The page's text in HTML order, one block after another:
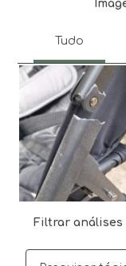
Filtrar análises